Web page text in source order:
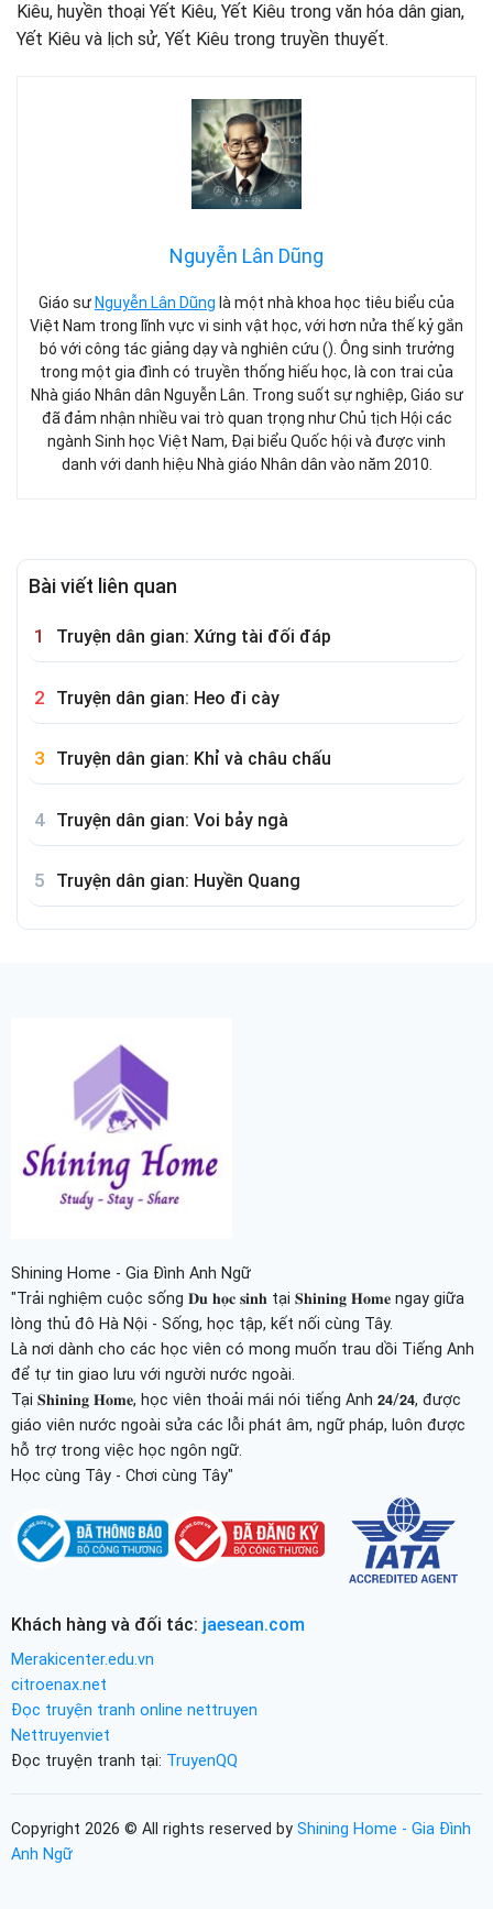
Kiêu, huyền thoại Yết Kiêu, Yết Kiêu trong văn hóa dân gian,
Yết Kiêu và lịch sử, Yết Kiêu trong truyền thuyết.
Nguyễn Lân Dũng
Giáo sư Nguyễn Lân Dũng là một nhà khoa học tiêu biểu của
Việt Nam trong lĩnh vực vi sinh vật học, với hơn nửa thế kỷ gắn
bó với công tác giảng dạy và nghiên cứu (). Ông sinh trưởng
trong một gia đình có truyền thống hiếu học, là con trai của
Nhà giáo Nhân dân Nguyễn Lân. Trong suốt sự nghiệp, Giáo sư
đã đảm nhận nhiều vai trò quan trọng như Chủ tịch Hội các
ngành Sinh học Việt Nam, Đại biểu Quốc hội và được vinh
danh với danh hiệu Nhà giáo Nhân dân vào năm 2010.
Bài viết liên quan
Truyện dân gian: Xứng tài đối đáp
Truyện dân gian: Heo đi cày
Truyện dân gian: Khỉ và châu chấu
Truyện dân gian: Voi bảy ngà
Truyện dân gian: Huyền Quang
Shining Home - Gia Đình Anh Ngữ
"Trải nghiệm cuộc sống 𝐃𝐮 𝐡𝐨̣𝐜 𝐬𝐢𝐧𝐡 tại 𝐒𝐡𝐢𝐧𝐢𝐧𝐠 𝐇𝐨𝐦𝐞 ngay giữa
lòng thủ đô Hà Nội - Sống, học tập, kết nối cùng Tây.
Là nơi dành cho các học viên có mong muốn trau dồi Tiếng Anh
để tự tin giao lưu với người nước ngoài.
Tại 𝐒𝐡𝐢𝐧𝐢𝐧𝐠 𝐇𝐨𝐦𝐞, học viên thoải mái nói tiếng Anh 𝟮𝟰/𝟮𝟰, được
giáo viên nước ngoài sửa các lỗi phát âm, ngữ pháp, luôn được
hỗ trợ trong việc học ngôn ngữ.
Học cùng Tây - Chơi cùng Tây"
Khách hàng và đối tác: jaesean.com
Merakicenter.edu.vn
citroenax.net
Đọc truyện tranh online nettruyen
Nettruyenviet
Đọc truyện tranh tại: TruyenQQ
Copyright 2026 © All rights reserved by Shining Home - Gia Đình
Anh Ngữ